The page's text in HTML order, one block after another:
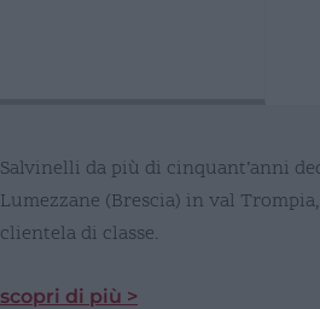
Salvinelli da più di cinquant’anni
Lumezzane (Brescia) in val
clientela di classe.
scopri di più >